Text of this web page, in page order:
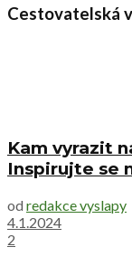
Cestovatelská
Kam vyrazit
Inspirujte se
od redakce vyslapy
4.1.2024
2